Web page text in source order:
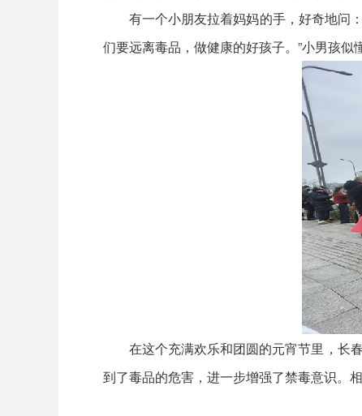
有一个小朋友拉着妈妈的手，好奇地问：
们要远离毒品，做健康的好孩子。”小男孩
在这个充满欢乐和团圆的元宵节里，长春
到了毒品的危害，进一步增强了禁毒意识。